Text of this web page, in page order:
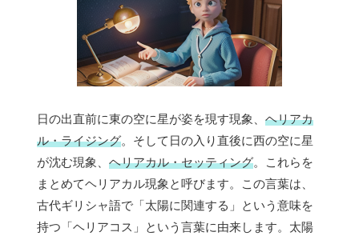
日の出直前に東の空に星が姿を現す現象、 ヘリアカ
ル・ライジング。そして日の入り直後に西の空に星
が沈む現象、 ヘリアカル・セッティング。これらを
まとめてヘリアカル現象と呼びます。この言葉は、
古代ギリシャ語で「太陽に関連する」という意味を
持つ「ヘリアコス」という言葉に由来します。太陽